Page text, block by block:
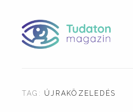
TAG: ÚJRAKÖZELEDÉS